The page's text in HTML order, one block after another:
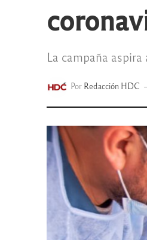
La campaña
Por Redacción HDC